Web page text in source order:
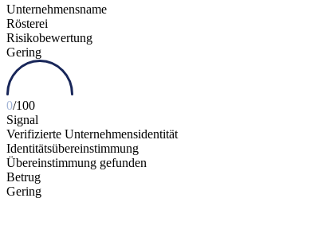
Unternehmensname
Rösterei
Risikobewertung
Gering
0/100
Signal
Verifizierte Unternehmensidentität
Identitätsübereinstimmung
Übereinstimmung gefunden
Betrug
Gering